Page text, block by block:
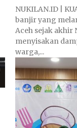
NUKILAN.ID |
banjir yang
Aceh sejak akhir
menyisakan
warga,...